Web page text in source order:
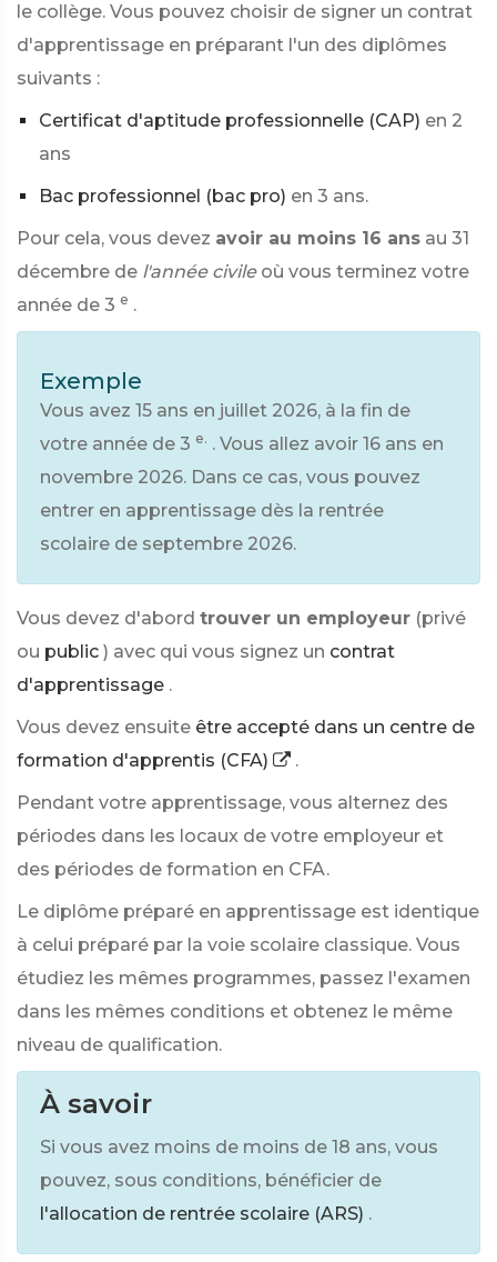
le collège. Vous pouvez choisir de signer un contrat
d'apprentissage en préparant l'un des diplômes
suivants :
Certificat d'aptitude professionnelle (CAP) en 2
ans
Bac professionnel (bac pro) en 3 ans.
Pour cela, vous devez avoir au moins 16 ans au 31
décembre de l'année civile où vous terminez votre
année de 3 e .
Exemple
Vous avez 15 ans en juillet 2026, à la fin de
votre année de 3 e. . Vous allez avoir 16 ans en
novembre 2026. Dans ce cas, vous pouvez
entrer en apprentissage dès la rentrée
scolaire de septembre 2026.
Vous devez d'abord trouver un employeur (privé
ou public ) avec qui vous signez un contrat
d'apprentissage .
Vous devez ensuite être accepté dans un centre de
formation d'apprentis (CFA)
.
Pendant votre apprentissage, vous alternez des
périodes dans les locaux de votre employeur et
des périodes de formation en CFA.
Le diplôme préparé en apprentissage est identique
à celui préparé par la voie scolaire classique. Vous
étudiez les mêmes programmes, passez l'examen
dans les mêmes conditions et obtenez le même
niveau de qualification.
À savoir
Si vous avez moins de moins de 18 ans, vous
pouvez, sous conditions, bénéficier de
l'allocation de rentrée scolaire (ARS) .